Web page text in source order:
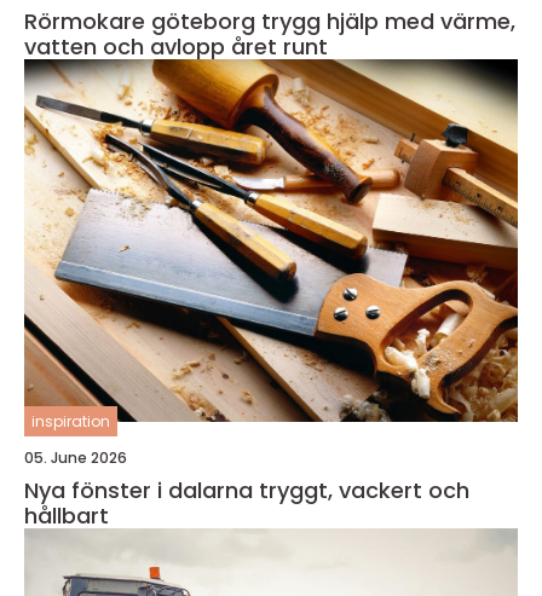
Rörmokare göteborg trygg hjälp med värme,
vatten och avlopp året runt
inspiration
05. June 2026
Nya fönster i dalarna tryggt, vackert och
hållbart